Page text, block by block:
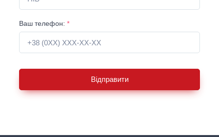
Ваш телефон: *
Відправити